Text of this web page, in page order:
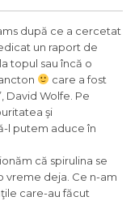
după ce a cercetat
un raport de
topul sau încă o
care a fost
David Wolfe. Pe
şi
l putem aduce în
că spirulina se
vreme deja. Ce n-am
care-au făcut